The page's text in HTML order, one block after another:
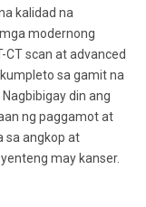
kalidad na
modernong
CT scan at advanced
sa gamit na
din ang
ng paggamot at
sa angkop at
may kanser.